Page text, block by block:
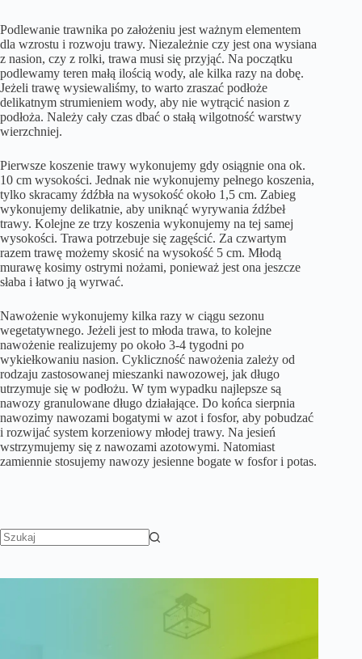
Podlewanie trawnika po założeniu jest ważnym elementem
dla wzrostu i rozwoju trawy. Niezależnie czy jest ona wysiana
z nasion, czy z rolki, trawa musi się przyjąć. Na początku
podlewamy teren małą ilością wody, ale kilka razy na dobę.
Jeżeli trawę wysiewaliśmy, to warto zraszać podłoże
delikatnym strumieniem wody, aby nie wytrącić nasion z
podłoża. Należy cały czas dbać o stałą wilgotność warstwy
wierzchniej.
Pierwsze koszenie trawy wykonujemy gdy osiągnie ona ok.
10 cm wysokości. Jednak nie wykonujemy pełnego koszenia,
tylko skracamy źdźbła na wysokość około 1,5 cm. Zabieg
wykonujemy delikatnie, aby uniknąć wyrywania źdźbeł
trawy. Kolejne ze trzy koszenia wykonujemy na tej samej
wysokości. Trawa potrzebuje się zagęścić. Za czwartym
razem trawę możemy skosić na wysokość 5 cm. Młodą
murawę kosimy ostrymi nożami, ponieważ jest ona jeszcze
słaba i łatwo ją wyrwać.
Nawożenie wykonujemy kilka razy w ciągu sezonu
wegetatywnego. Jeżeli jest to młoda trawa, to kolejne
nawożenie realizujemy po około 3-4 tygodni po
wykiełkowaniu nasion. Cykliczność nawożenia zależy od
rodzaju zastosowanej mieszanki nawozowej, jak długo
utrzymuje się w podłożu. W tym wypadku najlepsze są
nawozy granulowane długo działające. Do końca sierpnia
nawozimy nawozami bogatymi w azot i fosfor, aby pobudzać
i rozwijać system korzeniowy młodej trawy. Na jesień
wstrzymujemy się z nawozami azotowymi. Natomiast
zamiennie stosujemy nawozy jesienne bogate w fosfor i potas.